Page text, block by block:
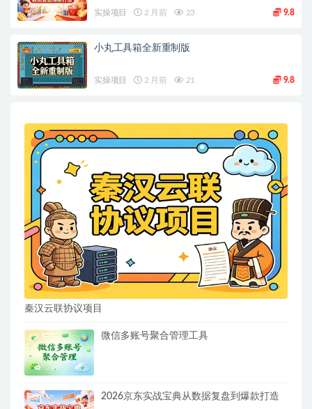
实操项目 2 月前 23 9.8
小丸工具箱全新重制版
实操项目 2 月前 21 9.8
秦汉云联协议项目
微信多账号聚合管理工具
2026京东实战宝典从数据复盘到爆款打造